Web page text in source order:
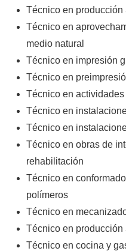
Técnico en producción
Técnico en
medio natural
Técnico en impresión
Técnico en
Técnico en
Técnico en
Técnico en
Técnico en obras de
rehabilitación
Técnico en
polímeros
Técnico en
Técnico en producción
Técnico en cocina y